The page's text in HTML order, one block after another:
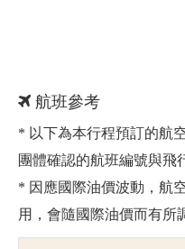
航班參考
* 以下為本行程預訂的航
團體確認的航班編號與飛
* 因應國際油價波動，航
用，會隨國際油價而有所